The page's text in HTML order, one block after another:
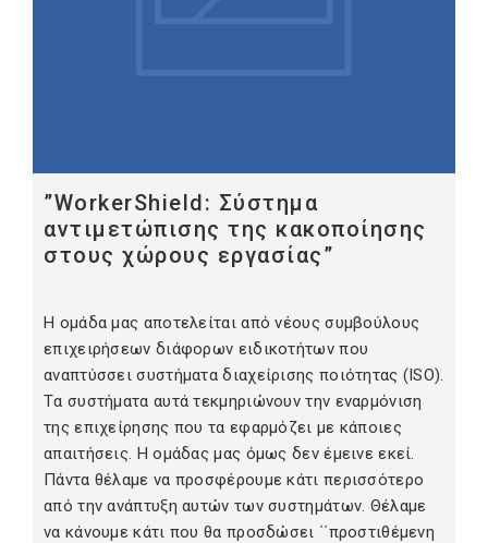
”WorkerShield: Σύστημα
αντιμετώπισης της κακοποίησης
στους χώρους εργασίας”
H ομάδα μας αποτελείται από νέους συμβούλους
επιχειρήσεων διάφορων ειδικοτήτων που
αναπτύσσει συστήματα διαχείρισης ποιότητας (ISO).
Tα συστήματα αυτά τεκμηριώνουν την εναρμόνιση
της επιχείρησης που τα εφαρμόζει με κάποιες
απαιτήσεις. Η ομάδας μας όμως δεν έμεινε εκεί.
Πάντα θέλαμε να προσφέρουμε κάτι περισσότερο
από την ανάπτυξη αυτών των συστημάτων. Θέλαμε
να κάνουμε κάτι που θα προσδώσει ΄΄προστιθέμενη